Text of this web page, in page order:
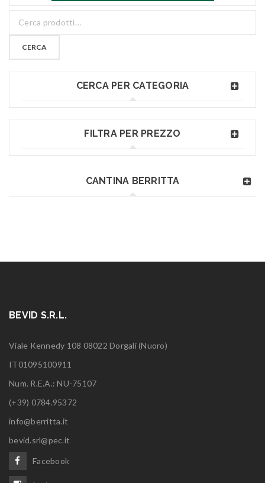
CERCA
CERCA PER CATEGORIA
FILTRA PER PREZZO
CANTINA BERRITTA
BEVID S.R.L.
Viale Kennedy 108 08022 Dorgali (Nuoro)
IT01095100911
Num. R.E.A.: NU-75107
(+39) 0784.95372
info@berritta.it
bevid.srl@pec.it
Facebook